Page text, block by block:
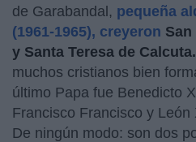
de Garabandal, pequeña
(1961-1965), creyeron San
y Santa Teresa de Calcuta.
muchos cristianos bien
último Papa fue Benedicto
Francisco Francisco y
De ningún modo: son dos